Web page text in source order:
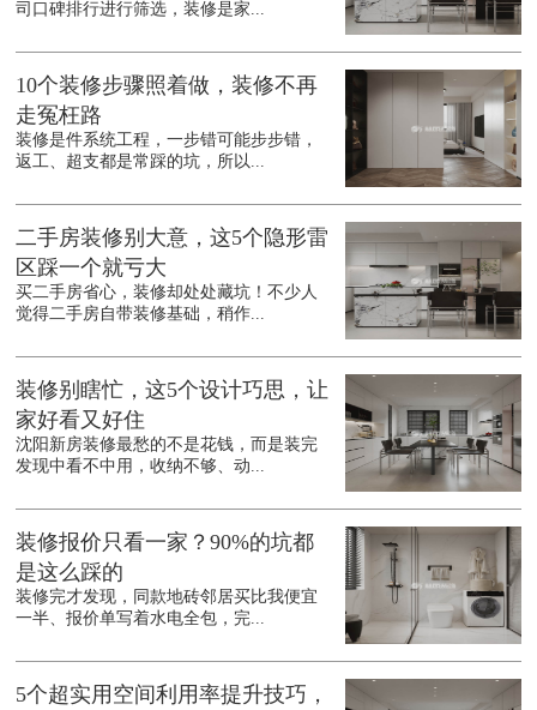
司口碑排行进行筛选，装修是家...
10个装修步骤照着做，装修不再
走冤枉路
装修是件系统工程，一步错可能步步错，
返工、超支都是常踩的坑，所以...
二手房装修别大意，这5个隐形雷
区踩一个就亏大
买二手房省心，装修却处处藏坑！不少人
觉得二手房自带装修基础，稍作...
装修别瞎忙，这5个设计巧思，让
家好看又好住
沈阳新房装修最愁的不是花钱，而是装完
发现中看不中用，收纳不够、动...
装修报价只看一家？90%的坑都
是这么踩的
装修完才发现，同款地砖邻居买比我便宜
一半、报价单写着水电全包，完...
5个超实用空间利用率提升技巧，